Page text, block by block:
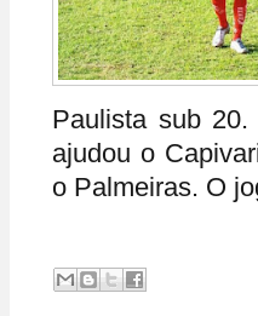
Paulista sub
ajudou o
o Palmeiras. O